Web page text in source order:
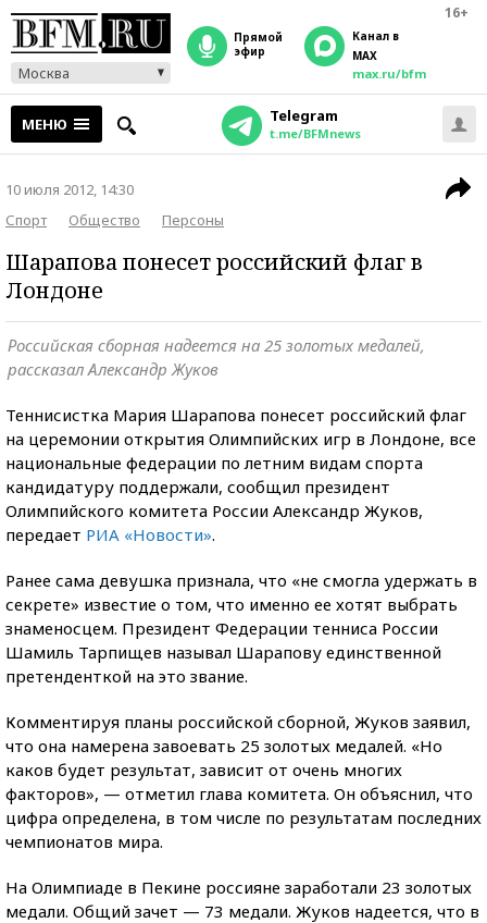
16+
Москва
прямой
эфир
Канал в
MAX
max.ru/bfm
МЕНЮ Telegram
t.me/BFMnews
10 июля 2012, 14:30
Спорт
Общество Персоны
Шарапова понесет российский флаг в
Лондоне
Российская сборная надеется на 25 золотых медалей,
рассказал Александр Жуков
Теннисистка Мария Шарапова понесет российский флаг
на церемонии открытия Олимпийских игр в Лондоне, все
национальные федерации по летним видам спорта
кандидатуру поддержали, сообщил президент
Олимпийского комитета России Александр Жуков,
передает РИА «Новости».
Ранее сама девушка признала, что «не смогла удержать в
секрете» известие о том, что именно ее хотят выбрать
знаменосцем. Президент Федерации тенниса России
Шамиль Тарпищев называл Шарапову единственной
претенденткой на это звание.
Комментируя планы российской сборной, Жуков заявил,
что она намерена завоевать 25 золотых медалей. «Но
каков будет результат, зависит от очень многих
факторов», — отметил глава комитета. Он объяснил, что
цифра определена, в том числе по результатам последних
чемпионатов мира.
На Олимпиаде в Пекине россияне заработали 23 золотых
медали. Общий зачет — 73 медали. Жуков надеется, что в